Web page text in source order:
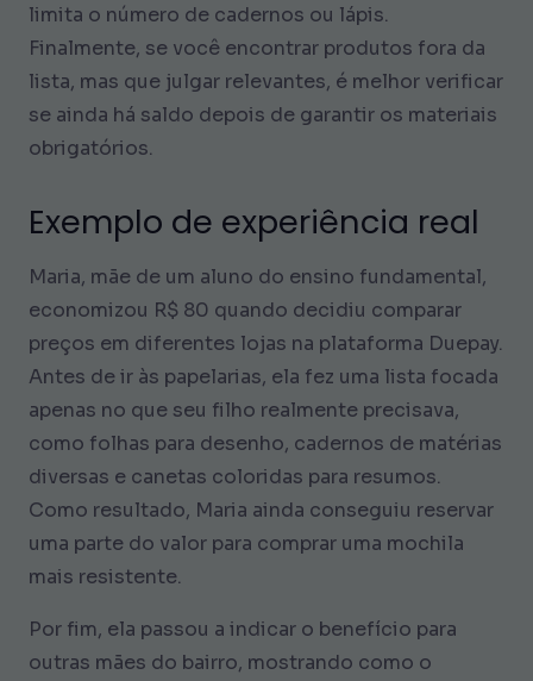
limita o número de cadernos ou lápis.
Finalmente, se você encontrar produtos fora da
lista, mas que julgar relevantes, é melhor verificar
se ainda há saldo depois de garantir os materiais
obrigatórios.
Exemplo de experiência real
Maria, mãe de um aluno do ensino fundamental,
economizou R$ 80 quando decidiu comparar
preços em diferentes lojas na plataforma Duepay.
Antes de ir às papelarias, ela fez uma lista focada
apenas no que seu filho realmente precisava,
como folhas para desenho, cadernos de matérias
diversas e canetas coloridas para resumos.
Como resultado, Maria ainda conseguiu reservar
uma parte do valor para comprar uma mochila
mais resistente.
Por fim, ela passou a indicar o benefício para
outras mães do bairro, mostrando como o